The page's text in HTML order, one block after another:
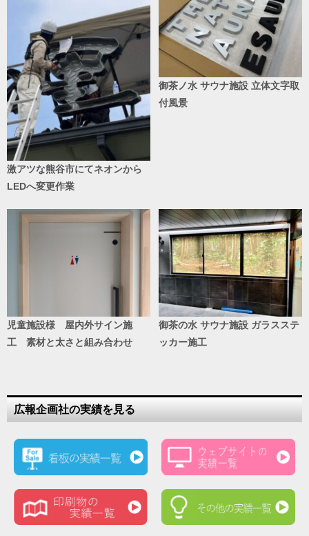
激アツな熊谷市にてネオンから
LEDへ変更作業
御茶ノ水 サウナ施設 立体文字取
付風景
児童施設様 屋内外サイン施
工 素材と太さと組み合わせ
御茶の水 サウナ施設 ガラスステ
ッカー施工
広報企画社の実績を見る